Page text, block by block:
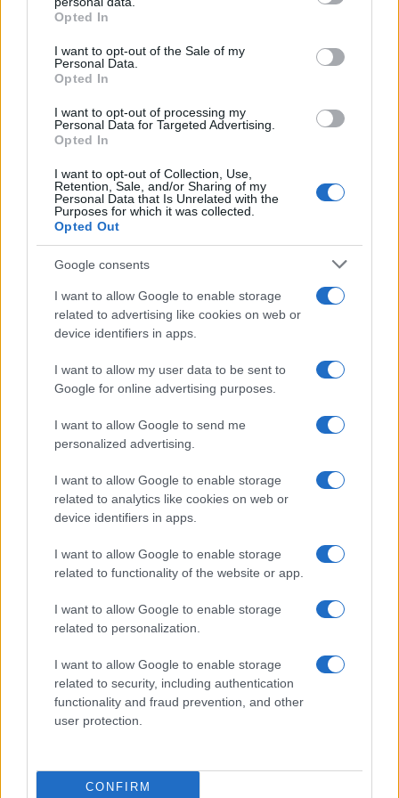
grant or deny consent to Google and its third-party tags to
use your data for below specified purposes in below Google
consent section.
Opted In
I want to opt-out of the Sale of my
Personal Data.
Opted In
I want to opt-out of processing my
Personal Data for Targeted Advertising.
Opted In
I want to opt-out of Collection, Use,
Retention, Sale, and/or Sharing of my
Personal Data that Is Unrelated with the
Purposes for which it was collected.
Opted Out
Google consents
I want to allow Google to enable storage
related to advertising like cookies on web or
device identifiers in apps.
I want to allow my user data to be sent to
Google for online advertising purposes.
I want to allow Google to send me
personalized advertising.
I want to allow Google to enable storage
related to analytics like cookies on web or
device identifiers in apps.
I want to allow Google to enable storage
related to functionality of the website or app.
I want to allow Google to enable storage
related to personalization.
I want to allow Google to enable storage
related to security, including authentication
functionality and fraud prevention, and other
user protection.
CONFIRM
V zalivu na Pašmanu našli
truplo 24-letnega Slovenca
Na Prevaljah se je huje
poškodoval voznik e-skiroja
Na bencinskem servisu v
Dravogradu zagorel točilni
avtomat, požar pogasili
Motorist v Radljah ob Dravi trčil
v ulično svetilko in se hudo
Obvestila
Izklop elektrike: 426. Nadzorništvo Vuzenica - Območje Sv.
Anton na Pohorju
pred 5 urami
Izklop elektrike: 425. Nadzorništvo Vuzenica - Območje
Vuhred
pred 5 urami
Izklop elektrike: 429. Nadzorništvo Ravne - Območje Prevalje
pred 5 urami
Izklop elektrike: 424. Nadzorništvo Vuzenica - Območje Orlice
pred 5 urami
Izklop elektrike: 427. Nadzorništvo Slovenj Gradec - Območje
pred 5 urami
Preberite tudi
Dopustniška drama: Policija pričakala letalo s Korošico po
pristanku
Tragedija v Vuhredu: Po umoru 36-letne ženske policija
intenzivno išče osumljenca
nogometa: Del sodniške ekipe za finale svetovnega
prvenstva
V Slovenj Gradcu ukradali kolo Santa Cruz, lastnik prosi za